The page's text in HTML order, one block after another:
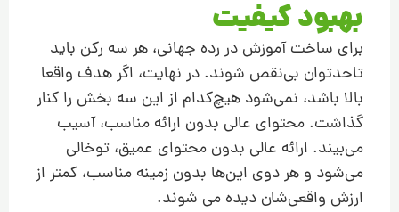
بهبود کیفیت
برای ساخت آموزش در رده جهانی، هر سه رکن باید
تا‌حدتوان بی‌نقص شوند. در نهایت، اگر هدف واقعا
بالا باشد، نمی‌شود هیچ‌کدام از این سه بخش را کنار
گذاشت. محتوای عالی بدون ارائه مناسب، آسیب
می‌بیند. ارائه عالی بدون محتوای عمیق، توخالی
می‌شود و هر دوی این‌ها بدون زمینه مناسب، کمتر از
ارزش واقعی‌شان دیده می شوند.